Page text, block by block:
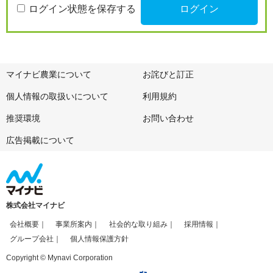
ログイン状態を保存する
マイナビ農業について お詫びと訂正
個人情報の取扱いについて 利用規約
推奨環境 お問い合わせ
広告掲載について
株式会社マイナビ
会社概要 事業所案内 社会的な取り組み
採用情報
グループ会社
個人情報保護方針
Copyright © Mynavi Corporation